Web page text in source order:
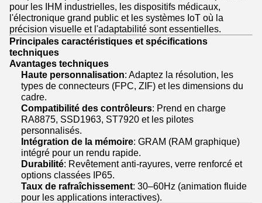
pour les IHM industrielles, les dispositifs médicaux,
l'électronique grand public et les systèmes IoT où la
précision visuelle et l'adaptabilité sont essentielles.
Principales caractéristiques et spécifications
techniques
Avantages techniques
Haute personnalisation: Adaptez la résolution, les
types de connecteurs (FPC, ZIF) et les dimensions du
cadre.
Compatibilité des contrôleurs: Prend en charge
RA8875, SSD1963, ST7920 et les pilotes
personnalisés.
Intégration de la mémoire: GRAM (RAM graphique)
intégré pour un rendu rapide.
Durabilité: Revêtement anti-rayures, verre renforcé et
options classées IP65.
Taux de rafraîchissement: 30–60Hz (animation fluide
pour les applications interactives).